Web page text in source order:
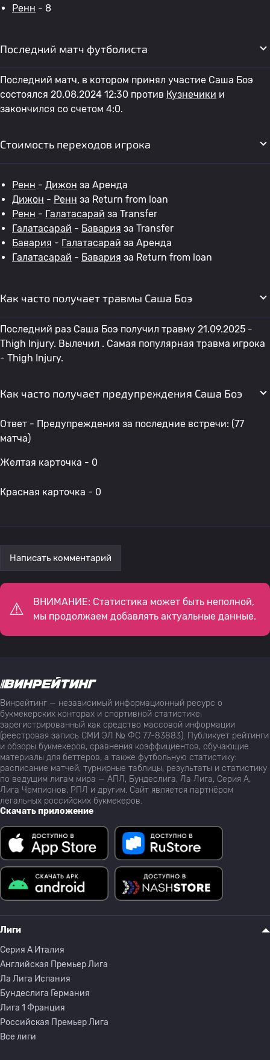
Ренн - 8
Последний матч футболиста
Последний матч, в котором принял участие Саша Боэ
состоялся 20.08.2024 12:30 против Кузнечики и
закончился со счетом 4:0.
Стоимость переходов игрока
Ренн - Дижон за Аренда
Дижон - Ренн за Return from loan
Ренн - Галатасарай за Transfer
Галатасарай - Бавария за Transfer
Бавария - Галатасарай за Аренда
Галатасарай - Бавария за Return from loan
Как часто получает травмы Саша Боэ
Последний раз Саша Боэ получил травму 21.09.2025 -
Thigh Injury. Вылечил . Самая популярная травма игрока
- Thigh Injury.
Как часто получает предупреждения Саша Боэ
Ответ - Предупреждения за последние встречи: (77
матча)
Желтая карточка - 0
Красная карточка - 0
Написать комментарий
ВНИМАНИЕ: Статистика может быть неполной,
мы продолжаем добавлять актуальные данные.
Винрейтинг — независимый информационный ресурс о
букмекерских конторах и спортивной статистике,
зарегистрированный как средство массовой информации
(реестровая запись СМИ ЭЛ № ФС 77-83883). Публикует рейтинги
и обзоры букмекеров, сравнения коэффициентов, обучающие
материалы для беттеров, а также футбольную статистику:
расписание матчей, турнирные таблицы, результаты и статистику
по ведущим лигам мира — АПЛ, Бундеслига, Ла Лига, Серия А,
Лига Чемпионов, РПЛ и другим. Сайт является партнёром
легальных российских букмекеров.
Скачать приложение
Лиги
Серия A Италия
Английская Премьер Лига
Ла Лига Испания
Бундеслига Германия
Лига 1 Франция
Российская Премьер Лига
Все лиги